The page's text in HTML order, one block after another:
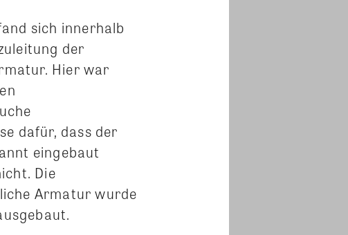
sich innerhalb
der
Hier war
dafür, dass der
eingebaut
Die
Armatur wurde